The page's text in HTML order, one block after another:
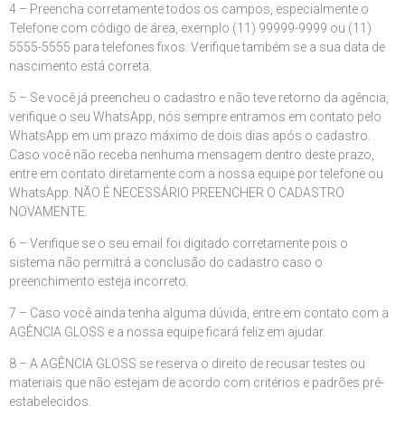
4 – Preencha corretamente todos os campos, especialmente o
Telefone com código de área, exemplo (11) 99999-9999 ou (11)
5555-5555 para telefones fixos. Verifique também se a sua data de
nascimento está correta.
5 – Se você já preencheu o cadastro e não teve retorno da agência,
verifique o seu WhatsApp, nós sempre entramos em contato pelo
WhatsApp em um prazo máximo de dois dias após o cadastro.
Caso você não receba nenhuma mensagem dentro deste prazo,
entre em contato diretamente com a nossa equipe por telefone ou
WhatsApp. NÃO É NECESSÁRIO PREENCHER O CADASTRO
NOVAMENTE.
6 – Verifique se o seu email foi digitado corretamente pois o
sistema não permitrá a conclusão do cadastro caso o
preenchimento esteja incorreto.
7 – Caso você ainda tenha alguma dúvida, entre em contato com a
AGÊNCIA GLOSS e a nossa equipe ficará feliz em ajudar.
8 – A AGÊNCIA GLOSS se reserva o direito de recusar testes ou
materiais que não estejam de acordo com critérios e padrões pré-
estabelecidos.